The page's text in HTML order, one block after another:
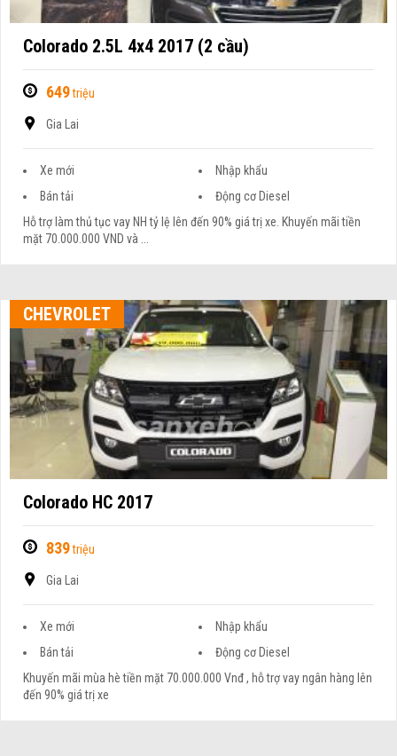
Colorado 2.5L 4x4 2017 (2 cầu)
649triệu
Gia Lai
Xe mới
Nhập khẩu
Bán tải
Động cơ Diesel
Hỗ trợ làm thủ tục vay NH tỷ lệ lên đến 90% giá trị xe. Khuyến mãi tiền
mặt 70.000.000 VND và ...
CHEVROLET
Colorado HC 2017
839triệu
Gia Lai
Xe mới
Nhập khẩu
Bán tải
Động cơ Diesel
Khuyến mãi mùa hè tiền mặt 70.000.000 Vnđ , hỗ trợ vay ngân hàng lên
đến 90% giá trị xe